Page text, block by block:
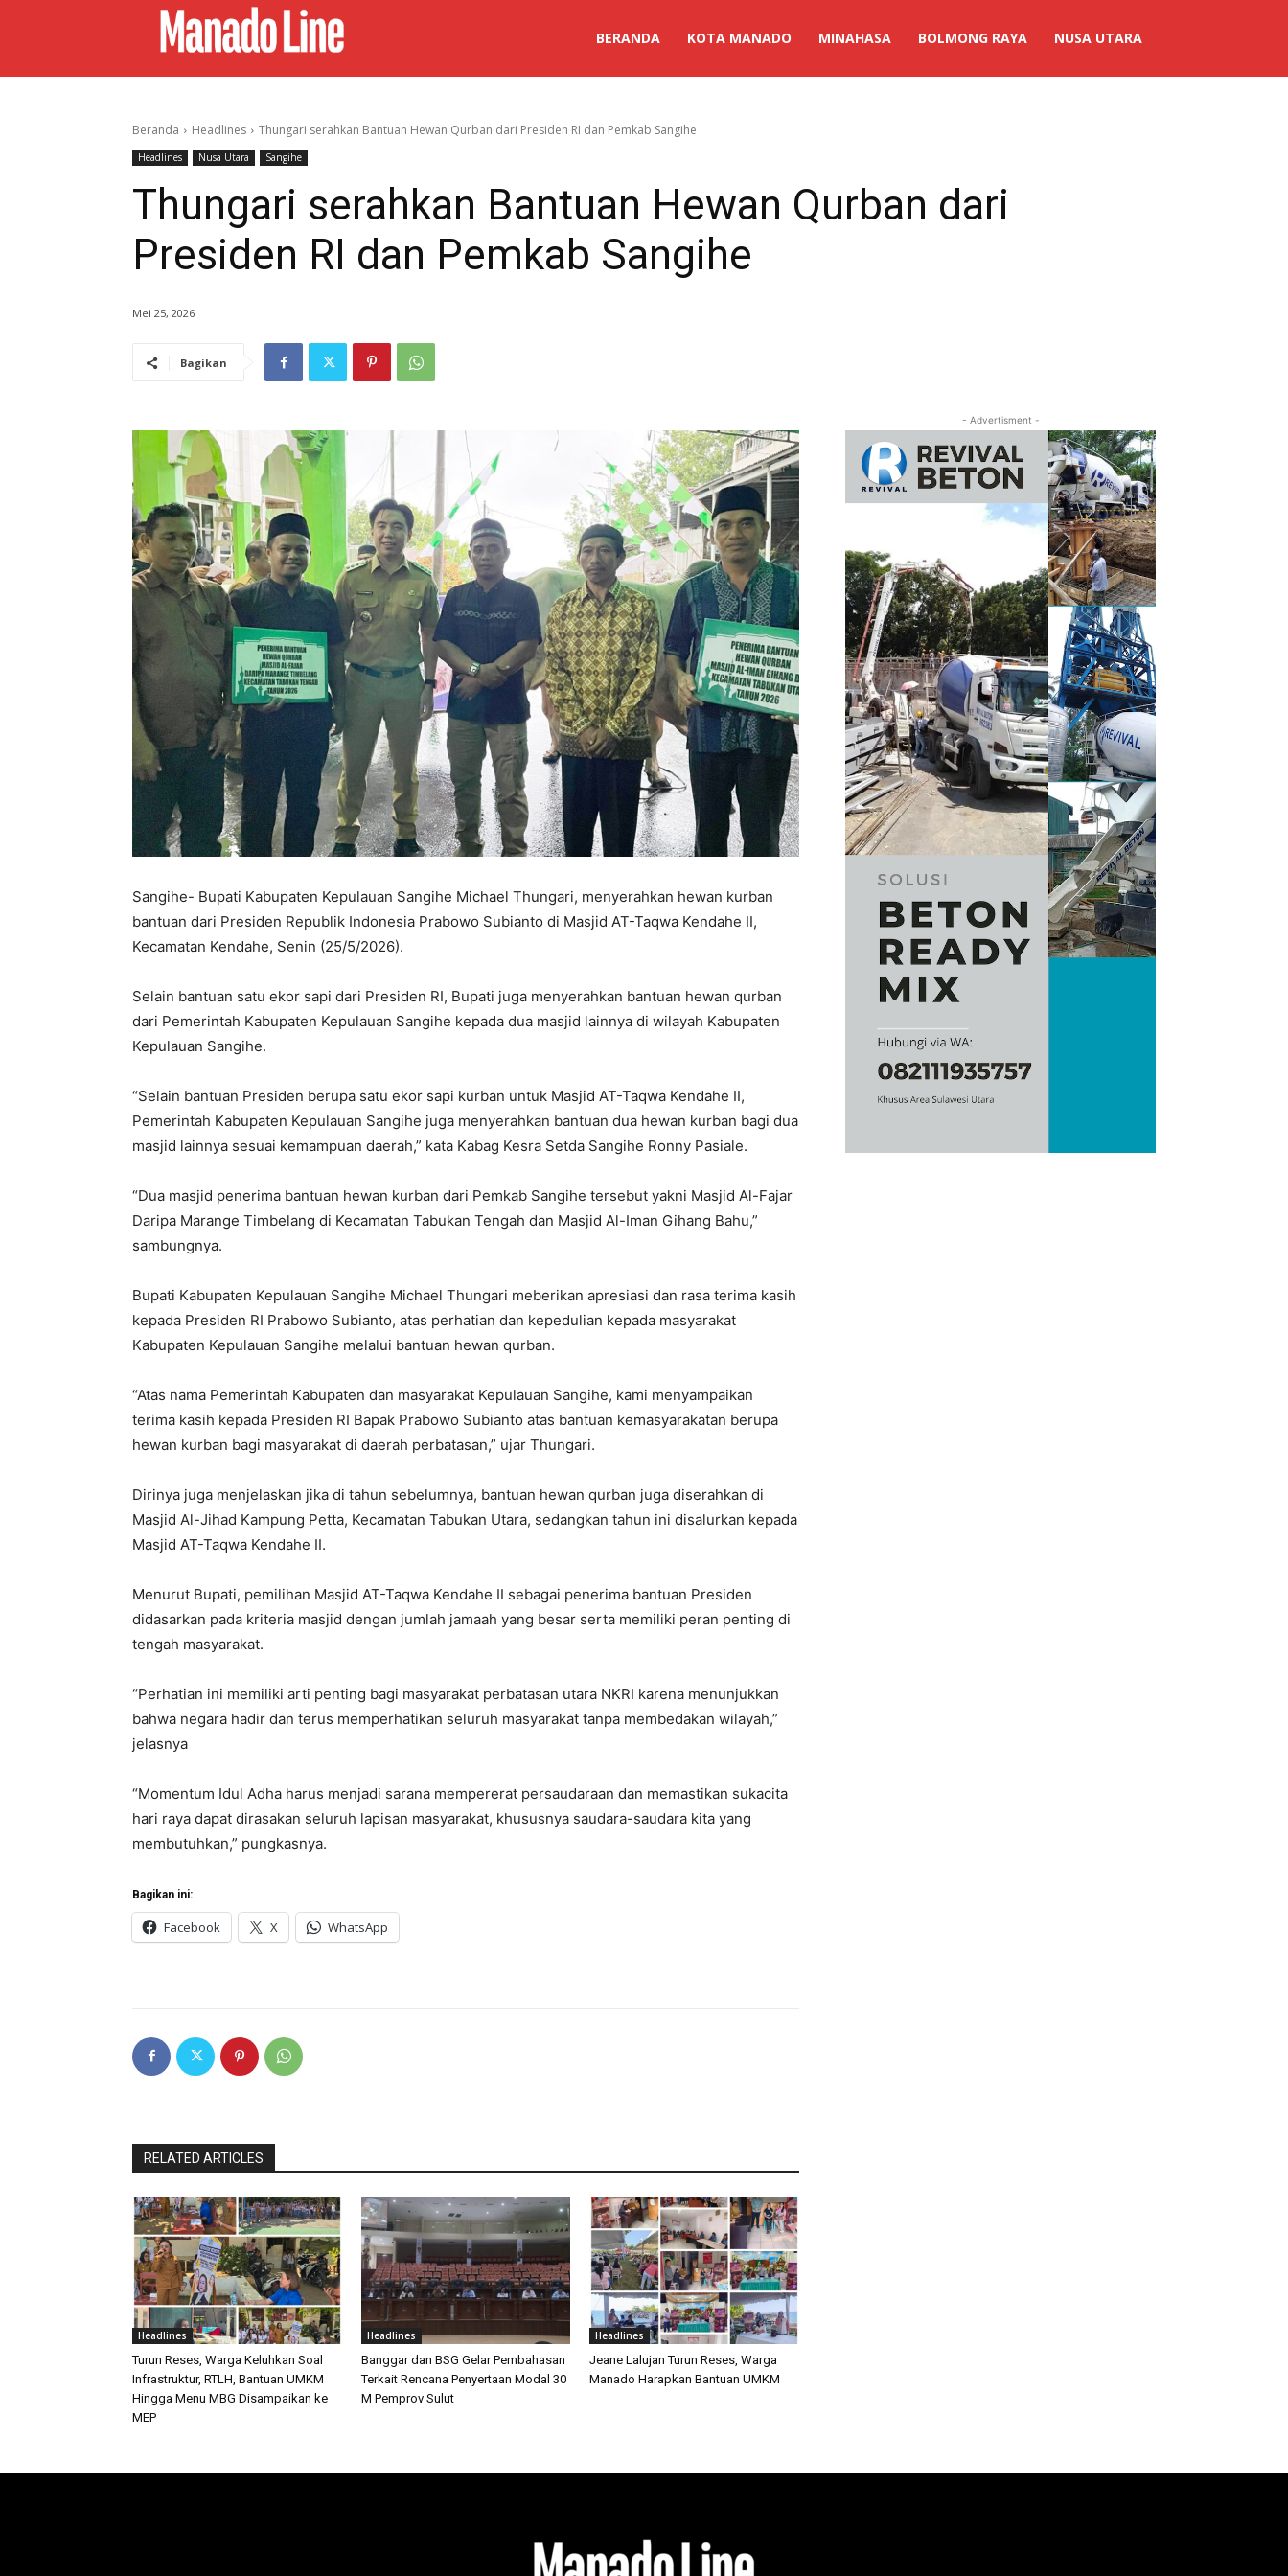
BERANDA KOTA MANADO MINAHASA BOLMONG RAYA NUSA UTARA
Beranda Headlines Thungari serahkan Bantuan Hewan Qurban dari Presiden RI dan Pemkab Sangihe
Headlines Nusa Utara Sangihe
Thungari serahkan Bantuan Hewan Qurban dari
Presiden RI dan Pemkab Sangihe
Mei 25, 2026
Bagikan
Sangihe- Bupati Kabupaten Kepulauan Sangihe Michael Thungari, menyerahkan hewan kurban
bantuan dari Presiden Republik Indonesia Prabowo Subianto di Masjid AT-Taqwa Kendahe II,
Kecamatan Kendahe, Senin (25/5/2026).
Selain bantuan satu ekor sapi dari Presiden RI, Bupati juga menyerahkan bantuan hewan qurban
dari Pemerintah Kabupaten Kepulauan Sangihe kepada dua masjid lainnya di wilayah Kabupaten
Kepulauan Sangihe.
“Selain bantuan Presiden berupa satu ekor sapi kurban untuk Masjid AT-Taqwa Kendahe II,
Pemerintah Kabupaten Kepulauan Sangihe juga menyerahkan bantuan dua hewan kurban bagi dua
masjid lainnya sesuai kemampuan daerah,” kata Kabag Kesra Setda Sangihe Ronny Pasiale.
“Dua masjid penerima bantuan hewan kurban dari Pemkab Sangihe tersebut yakni Masjid Al-Fajar
Daripa Marange Timbelang di Kecamatan Tabukan Tengah dan Masjid Al-Iman Gihang Bahu,”
sambungnya.
Bupati Kabupaten Kepulauan Sangihe Michael Thungari meberikan apresiasi dan rasa terima kasih
kepada Presiden RI Prabowo Subianto, atas perhatian dan kepedulian kepada masyarakat
Kabupaten Kepulauan Sangihe melalui bantuan hewan qurban.
“Atas nama Pemerintah Kabupaten dan masyarakat Kepulauan Sangihe, kami menyampaikan
terima kasih kepada Presiden RI Bapak Prabowo Subianto atas bantuan kemasyarakatan berupa
hewan kurban bagi masyarakat di daerah perbatasan,” ujar Thungari.
Dirinya juga menjelaskan jika di tahun sebelumnya, bantuan hewan qurban juga diserahkan di
Masjid Al-Jihad Kampung Petta, Kecamatan Tabukan Utara, sedangkan tahun ini disalurkan kepada
Masjid AT-Taqwa Kendahe II.
Menurut Bupati, pemilihan Masjid AT-Taqwa Kendahe II sebagai penerima bantuan Presiden
didasarkan pada kriteria masjid dengan jumlah jamaah yang besar serta memiliki peran penting di
tengah masyarakat.
“Perhatian ini memiliki arti penting bagi masyarakat perbatasan utara NKRI karena menunjukkan
bahwa negara hadir dan terus memperhatikan seluruh masyarakat tanpa membedakan wilayah,”
jelasnya
“Momentum Idul Adha harus menjadi sarana mempererat persaudaraan dan memastikan sukacita
hari raya dapat dirasakan seluruh lapisan masyarakat, khususnya saudara-saudara kita yang
membutuhkan,” pungkasnya.
Bagikan ini:
Facebook X WhatsApp
RELATED ARTICLES
Headlines
Turun Reses, Warga Keluhkan Soal
Infrastruktur, RTLH, Bantuan UMKM
Hingga Menu MBG Disampaikan ke
MEP
Headlines
Banggar dan BSG Gelar Pembahasan
Terkait Rencana Penyertaan Modal 30
M Pemprov Sulut
Headlines
Jeane Lalujan Turun Reses, Warga
Manado Harapkan Bantuan UMKM
- Advertisment -